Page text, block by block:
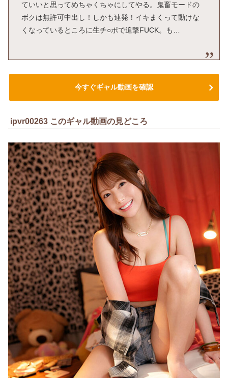
ていいと思ってめちゃくちゃにしてやる。鬼畜モードの
ボクは無許可中出し！しかも連発！イキまくって動けな
くなっているところに生チ○ポで追撃FUCK。も…
今すぐギャル動画を確認
ipvr00263 このギャル動画の見どころ